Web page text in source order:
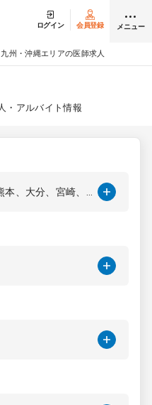
ログイン 会員登録 メニュー
九州・沖縄エリアの医師求人
・アルバイト情報
、大分、宮崎、